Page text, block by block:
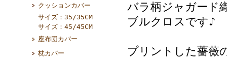
クッションカバー
サイズ：35/35CM
サイズ：45/45CM
座布団カバー
枕カバー
バラ柄ジャガード
ブルクロスです♪
プリントした薔薇